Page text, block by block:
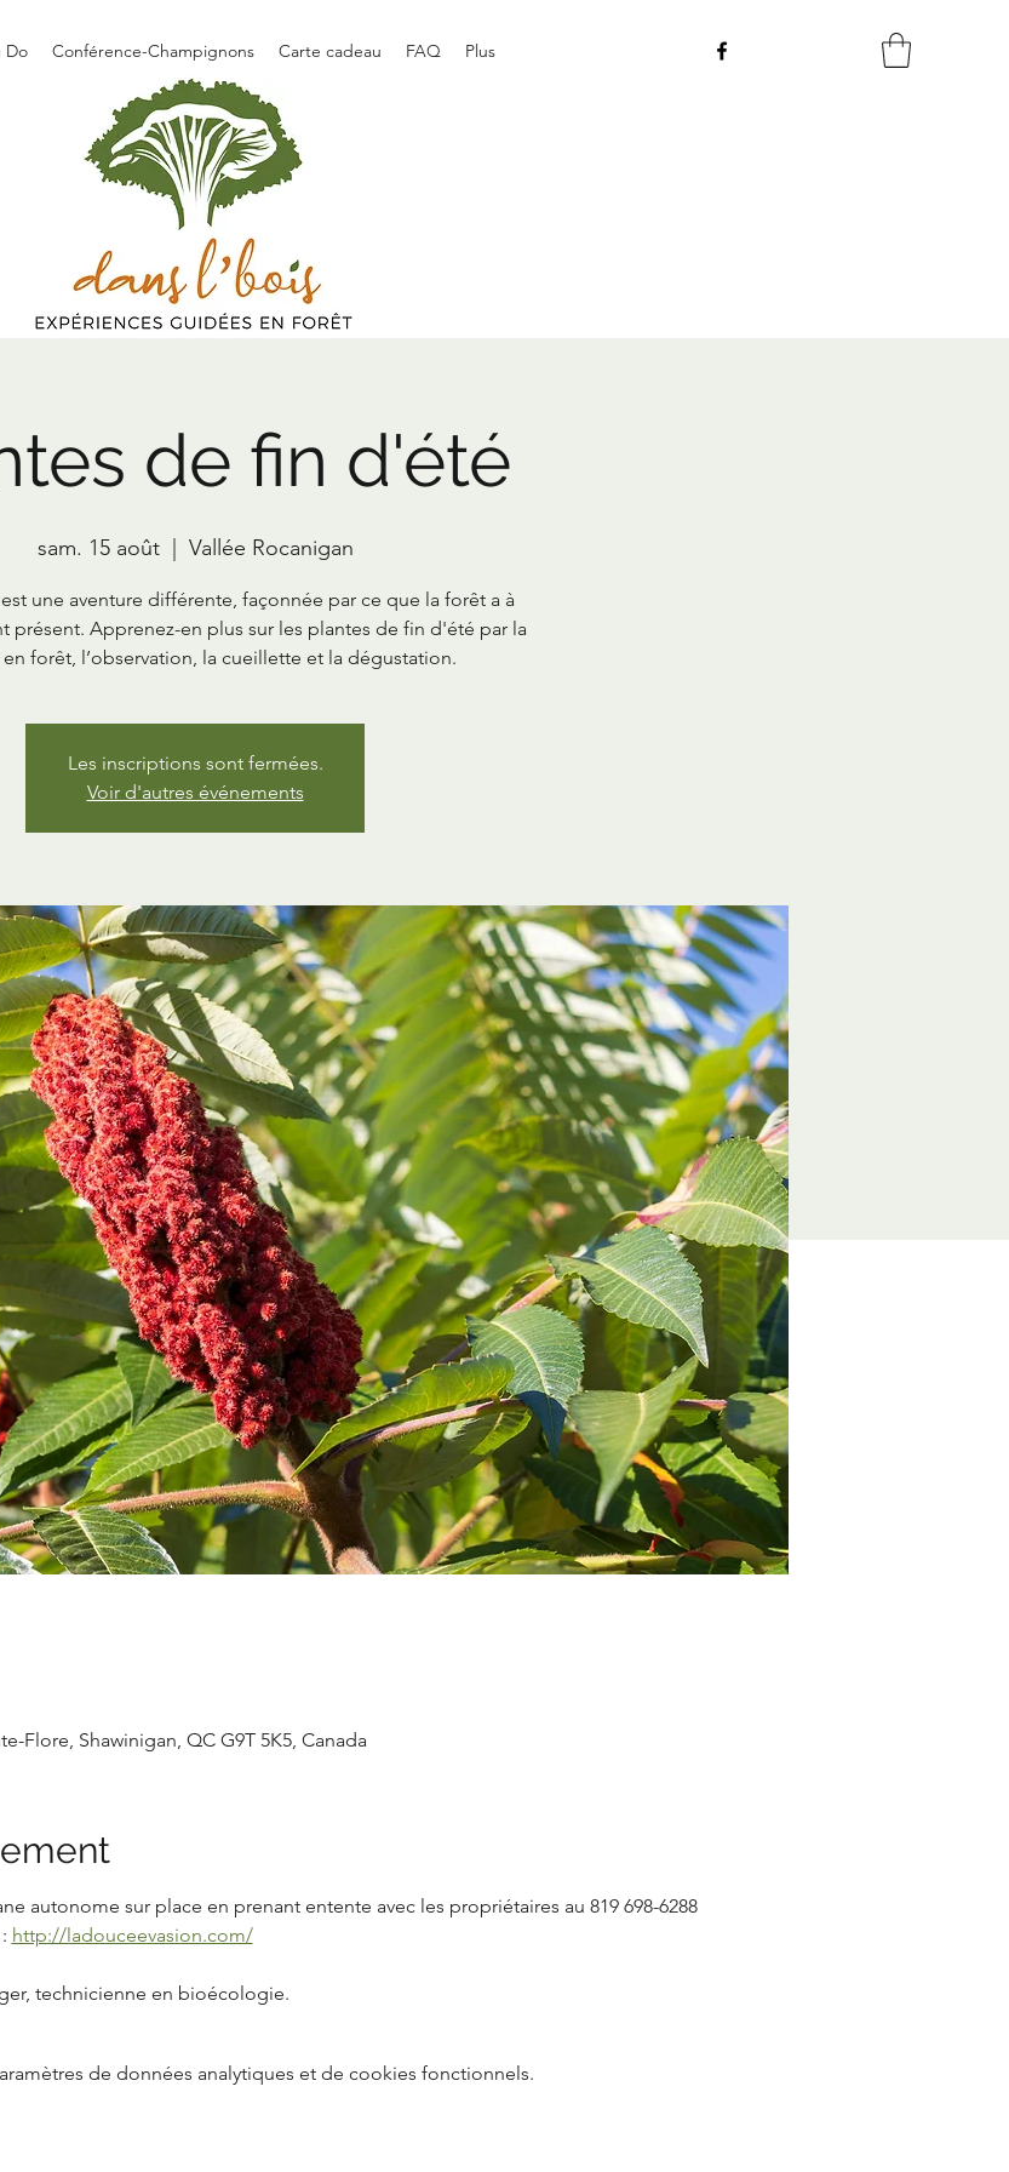
Do Conférence-Champignons Carte cadeau FAQ Plus
de fin d'été
sam. 15 août
  |
Vallée Rocanigan
une aventure différente, façonnée par ce que la forêt a à
présent. Apprenez-en plus sur les plantes de fin d'été par la
en forêt, l’observation, la cueillette et la dégustation.
Les inscriptions sont fermées.
Voir d'autres événements
Flore, Shawinigan, QC G9T 5K5, Canada
autonome sur place en prenant entente avec les propriétaires au 819 698-6288
http://ladouceevasion.com/
technicienne en bioécologie.
de données analytiques et de cookies fonctionnels.